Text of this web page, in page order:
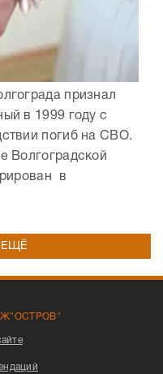
признал
в 1999 году с
погиб на СВО.
Волгоградской
в
ЕЩЁ